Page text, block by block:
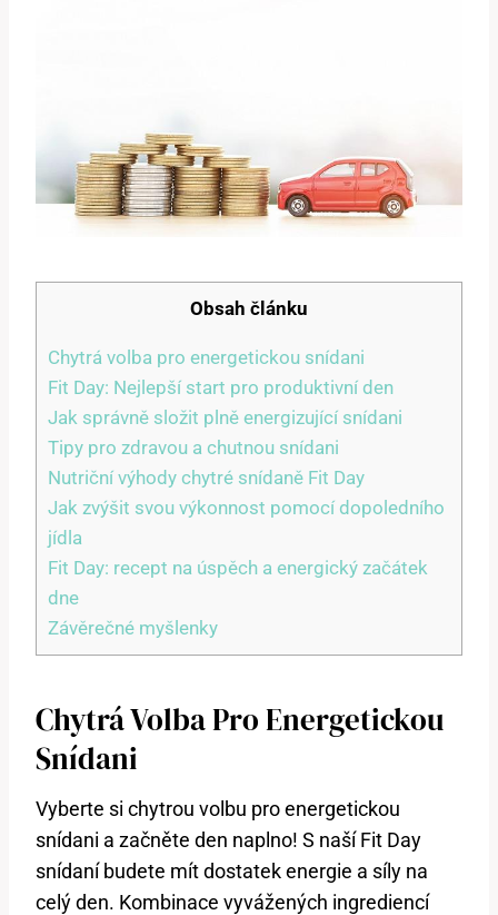
Obsah článku
Chytrá volba pro energetickou snídani
Fit Day: Nejlepší start pro produktivní den
Jak správně složit plně energizující snídani
Tipy pro zdravou a chutnou snídani
Nutriční výhody chytré snídaně Fit Day
Jak zvýšit svou výkonnost pomocí dopoledního
jídla
Fit Day: recept na úspěch a energický začátek
dne
Závěrečné myšlenky
Chytrá Volba Pro Energetickou
Snídani
Vyberte si chytrou volbu pro energetickou
snídani a začněte den naplno! S naší Fit Day
snídaní budete mít dostatek energie a síly na
celý den. Kombinace vyvážených ingrediencí